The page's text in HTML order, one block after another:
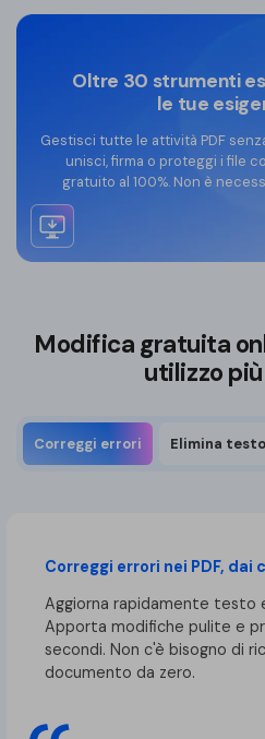
Oltre 30 strumenti
le tue
Gestisci tutte le attività PDF
unisci, firma o proteggi i file
gratuito al 100%. Non è
Editor PDF
Modifica gratuita
utilizzo
Correggi errori Elimina testo
Correggi errori nei PDF,
Aggiorna rapidamente testo
Apporta modifiche pulite e
secondi. Non c'è bisogno di
documento da zero.